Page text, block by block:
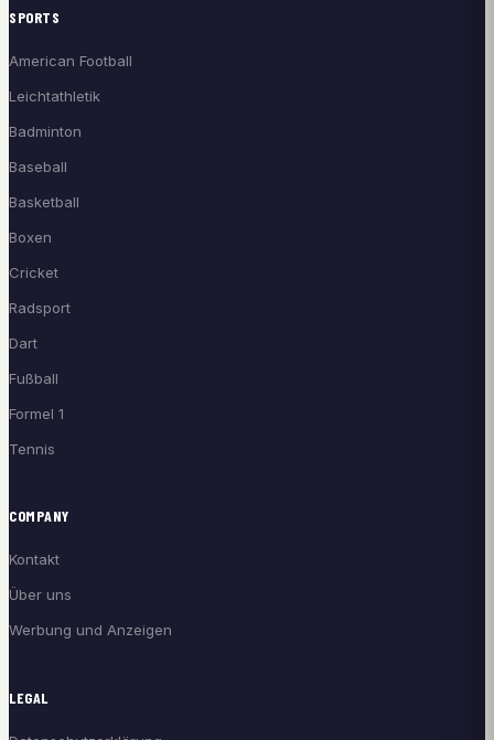
SPORTS
American Football
Leichtathletik
Badminton
Baseball
Basketball
Boxen
Cricket
Radsport
Dart
Fußball
Formel 1
Tennis
COMPANY
Kontakt
Über uns
Werbung und Anzeigen
LEGAL